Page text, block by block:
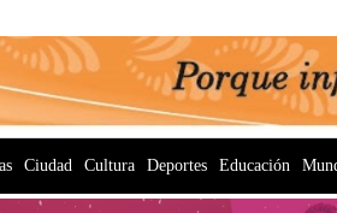
Ciudad Cultura Deportes Educación